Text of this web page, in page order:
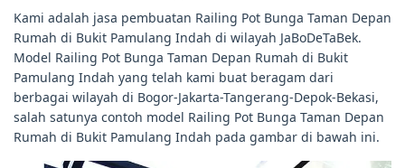
Kami adalah jasa pembuatan Railing Pot Bunga Taman Depan
Rumah di Bukit Pamulang Indah di wilayah JaBoDeTaBek.
Model Railing Pot Bunga Taman Depan Rumah di Bukit
Pamulang Indah yang telah kami buat beragam dari
berbagai wilayah di Bogor-Jakarta-Tangerang-Depok-Bekasi,
salah satunya contoh model Railing Pot Bunga Taman Depan
Rumah di Bukit Pamulang Indah pada gambar di bawah ini.